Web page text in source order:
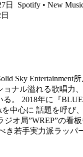
日
Spotify • New
Sky Entertainment
ナル溢れる歌唱力
。 2018年に『
中心に 話題を呼び
オ局”WREP”の看
若手実力派ラッパ